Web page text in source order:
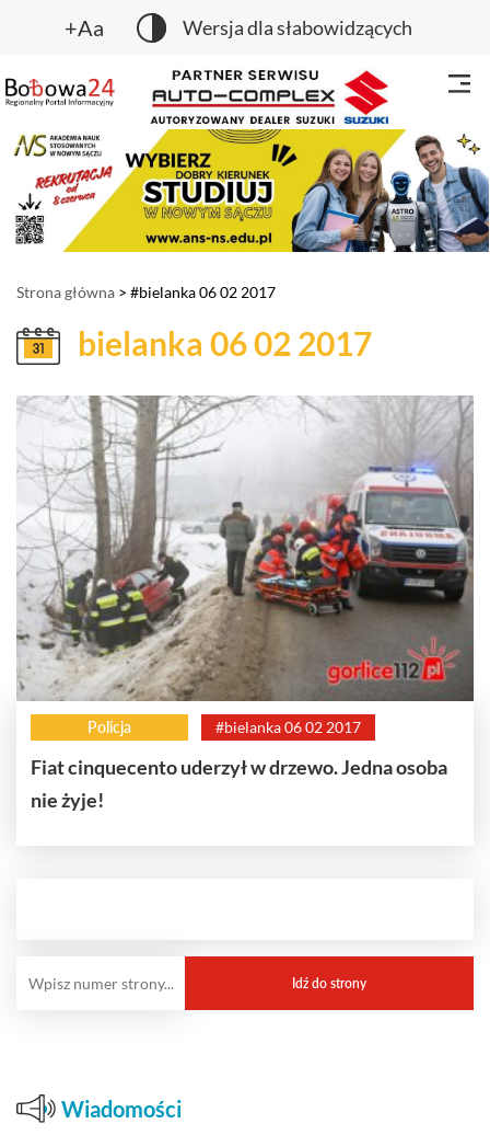
+Aa Wersja dla słabowidzących
Strona główna > #bielanka 06 02 2017
bielanka 06 02 2017
Policja #bielanka 06 02 2017
Fiat cinquecento uderzył w drzewo. Jedna osoba
nie żyje!
Wiadomości